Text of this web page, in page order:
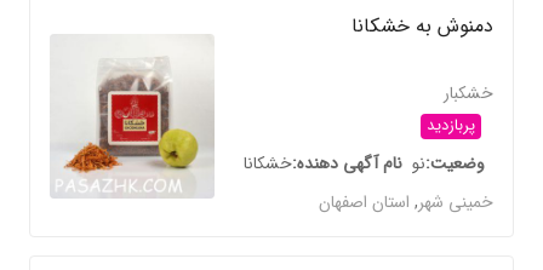
دمنوش به خشکانا
خشکبار
پربازدید
وضعیتنو نام آگهی دهندهخشکانا
خمینی شهر,استان اصفهان